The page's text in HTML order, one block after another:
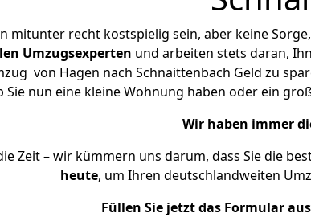
mitunter recht kostspielig sein, aber keine
Umzugsexperten und arbeiten stets daran,
von Hagen nach Schnaittenbach Geld zu
Sie nun eine kleine Wohnung haben oder ein
Wir haben immer
Zeit – wir kümmern uns darum, dass Sie die
heute, um Ihren deutschlandweiten
Füllen Sie jetzt das Formular aus